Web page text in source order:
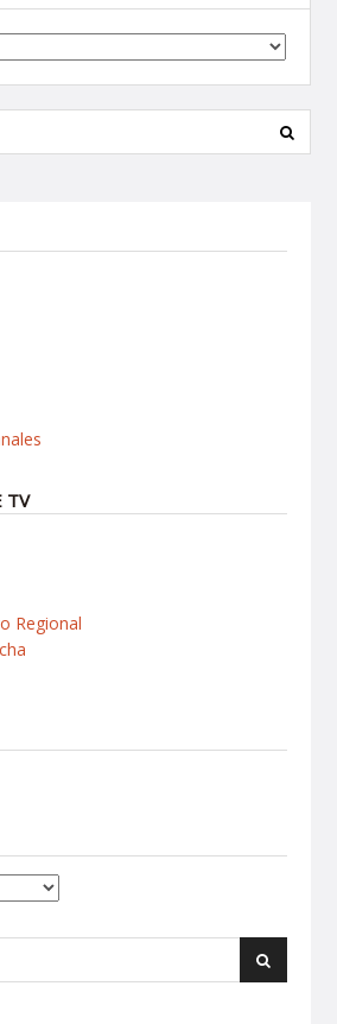
TV
Regional